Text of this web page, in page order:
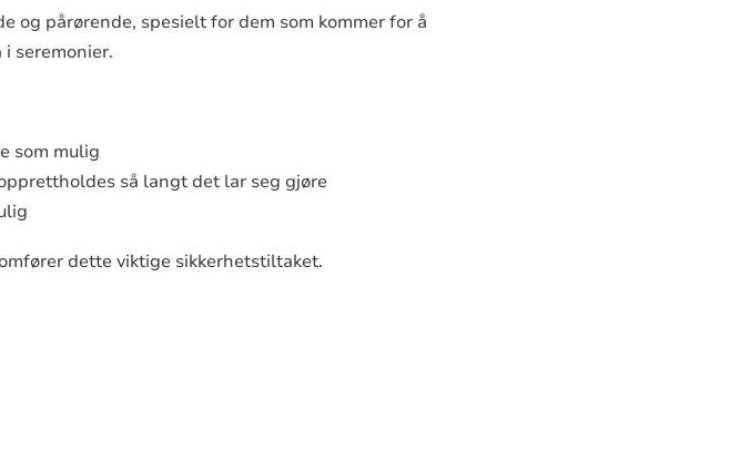
og pårørende, spesielt for dem som kommer for å
seremonier.
som mulig
så langt det lar seg gjøre
dette viktige sikkerhetstiltaket.